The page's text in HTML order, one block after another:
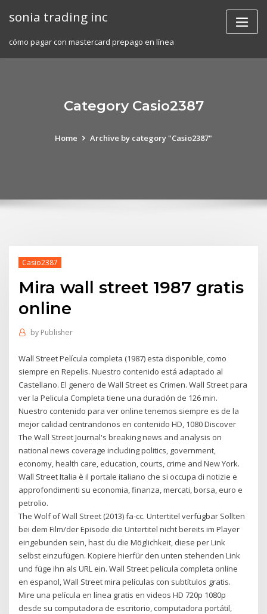
sonia trading inc
cómo pagar con mastercard prepago en línea
Category Casio2387
Home Archive by category "Casio2387"
Casio2387
Mira wall street 1987 gratis
online
by Publisher
Wall Street Película completa (1987) esta disponible, como
siempre en Repelis. Nuestro contenido está adaptado al
Castellano. El genero de Wall Street es Crimen. Wall Street para
ver la Pelicula Completa tiene una duración de 126 min.
Nuestro contenido para ver online tenemos siempre es de la
mejor calidad centrandonos en contenido HD, 1080 Discover
The Wall Street Journal's breaking news and analysis on
national news coverage including politics, government,
economy, health care, education, courts, crime and New York.
Wall Street Italia è il portale italiano che si occupa di notizie e
approfondimenti su economia, finanza, mercati, borsa, euro e
petrolio.
The Wolf of Wall Street (2013) fa-cc. Untertitel verfügbar Sollten
bei dem Film/der Episode die Untertitel nicht bereits im Player
eingebunden sein, hast du die Möglichkeit, diese per Link
selbst einzufügen. Kopiere hierfür den unten stehenden Link
und füge ihn als URL ein. Wall Street pelicula completa online
en espanol, Wall Street mira películas con subtítulos gratis.
Mire una película en línea gratis en videos HD 720p 1080p
desde su computadora de escritorio, computadora portátil,